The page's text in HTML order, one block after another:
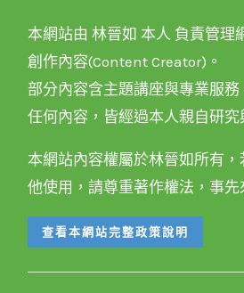
本網站由 林晉如 本人 負責管理
創作內容(Content Creator)。
部分內容含主題講座與專業服
任何內容，皆經過本人親自研究
本網站內容權屬於林晉如所有
他使用，請尊重著作權法，事先
查看本網站完整政策說明